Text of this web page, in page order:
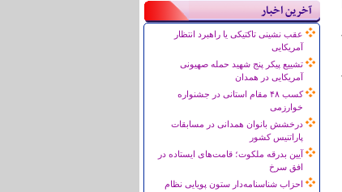
آخرین اخبار
عقب نشینی تاکتیکی یا راهبرد انتظار
آمریکایی
تشییع پیکر پنج شهید حمله صهیونی
آمریکایی در همدان
کسب ۴۸ مقام استانی در جشنواره
خوارزمی
درخشش بانوان همدانی در مسابقات
پاراتنیس کشور
آیین بدرقه ملکوت؛ قامت‌های ایستاده در
افق سرخ
احزاب شناسنامه‌دار ستون پویایی نظام